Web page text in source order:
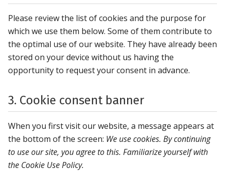
Please review the list of cookies and the purpose for
which we use them below. Some of them contribute to
the optimal use of our website. They have already been
stored on your device without us having the
opportunity to request your consent in advance.
3. Cookie consent banner
When you first visit our website, a message appears at
the bottom of the screen: We use cookies. By continuing
to use our site, you agree to this. Familiarize yourself with
the Cookie Use Policy.